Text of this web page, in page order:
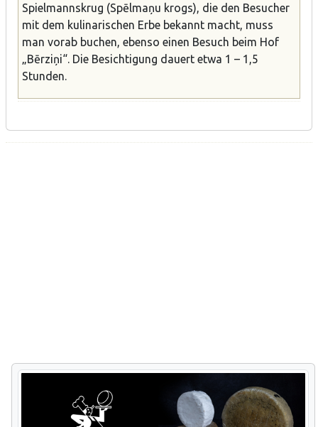
Spielmannskrug (Spēlmaņu krogs), die den Besucher
mit dem kulinarischen Erbe bekannt macht, muss
man vorab buchen, ebenso einen Besuch beim Hof
„Bērziņi“. Die Besichtigung dauert etwa 1 – 1,5
Stunden.